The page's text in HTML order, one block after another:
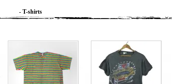
- T-shirts